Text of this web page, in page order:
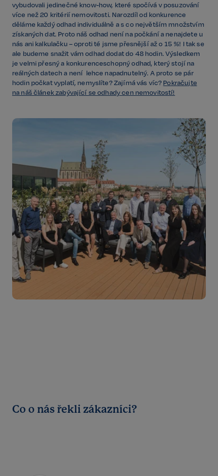
vybudovali jedinečné know-how, které spočívá v posuzování
více než 20 kritérií nemovitosti. Narozdíl od konkurence
děláme každý odhad individuálně a s co největším množstvím
získaných dat. Proto náš odhad není na počkání a nenajdete u
nás ani kalkulačku – oproti té jsme přesnější až o 15 %! I tak se
ale budeme snažit vám odhad dodat do 48 hodin. Výsledkem
je velmi přesný a konkurenceschopný odhad, který stojí na
reálných datech a není lehce napadnutelný. A proto se pár
hodin počkat vyplatí, nemyslíte? Zajímá vás víc? Pokračujte
na náš článek zabývající se odhady cen nemovitostí!
Co o nás řekli zákazníci?